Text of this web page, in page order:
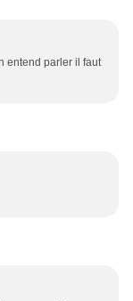
entend parler il faut